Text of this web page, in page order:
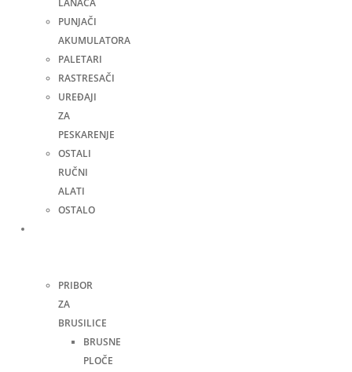
LANACA
PUNJAČI
AKUMULATORA
PALETARI
RASTRESAČI
UREĐAJI
ZA
PESKARENJE
OSTALI
RUČNI
ALATI
OSTALO
PRIBOR
ZA
BRUSILICE
BRUSNE
PLOČE